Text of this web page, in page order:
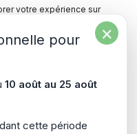
votre expérience sur
contenus personnalisés.
vos préférences à tout
l’Europe via
×
pour
10 août au 25 août
cette période